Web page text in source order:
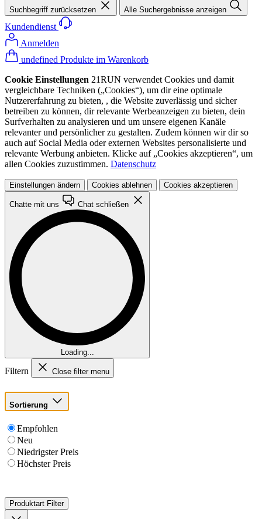
Suchbegriff zurücksetzen Alle Suchergebnisse anzeigen
Kundendienst
Anmelden
undefined Produkte im Warenkorb
Cookie Einstellungen 21RUN verwendet Cookies und damit
vergleichbare Techniken („Cookies“), um dir eine optimale
Nutzererfahrung zu bieten, , die Website zuverlässig und sicher
betreiben zu können, dir relevante Werbeanzeigen zu bieten, dein
Surfverhalten zu analysieren und um unsere eigenen Kanäle
relevanter und persönlicher zu gestalten. Zudem können wir dir so
auch auf Social Media oder externen Websites personalisierte und
relevante Werbung anbieten. Klicke auf „Cookies akzeptieren“, um
allen Cookies zuzustimmen. Datenschutz
Einstellungen ändern Cookies ablehnen Cookies akzeptieren
Chatte mit uns Chat schließen
Loading...
Filtern Close filter menu
Sortierung
Empfohlen
Neu
Niedrigster Preis
Höchster Preis
Produktart Filter